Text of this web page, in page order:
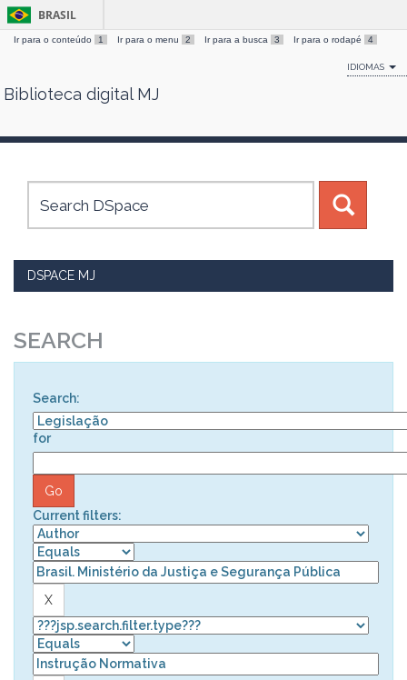
Skip
BRASIL
Ir para o conteúdo 1 Ir para o menu 2 Ir para a busca 3 Ir para o rodapé 4
IDIOMAS
Biblioteca digital MJ
DSPACE MJ
SEARCH
Search:
for
Current filters: